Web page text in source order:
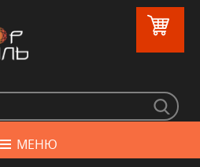
МЕНЮ